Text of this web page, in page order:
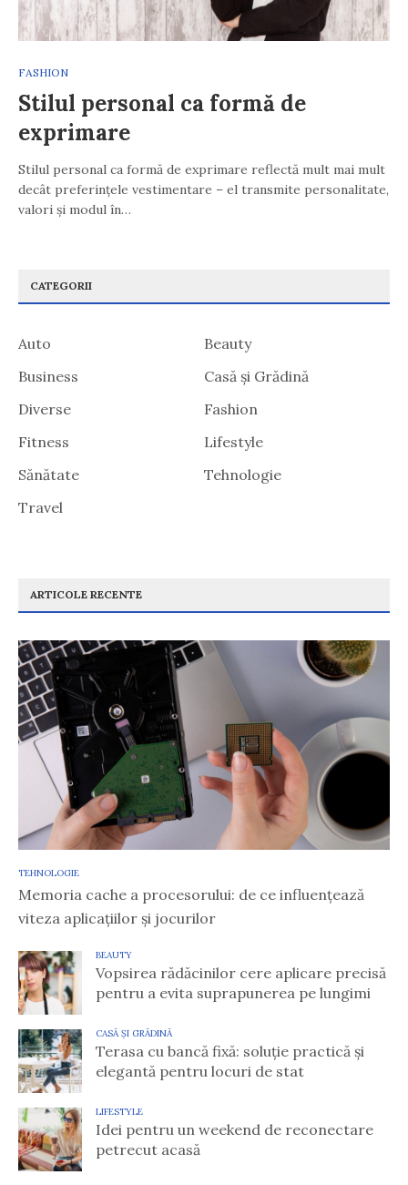
FASHION
Stilul personal ca formă de
exprimare
Stilul personal ca formă de exprimare reflectă mult mai mult
decât preferințele vestimentare – el transmite personalitate,
valori și modul în…
CATEGORII
Auto
Beauty
Business
Casă și Grădină
Diverse
Fashion
Fitness
Lifestyle
Sănătate
Tehnologie
Travel
ARTICOLE RECENTE
TEHNOLOGIE
Memoria cache a procesorului: de ce influențează
viteza aplicațiilor și jocurilor
BEAUTY
Vopsirea rădăcinilor cere aplicare precisă
pentru a evita suprapunerea pe lungimi
CASĂ ȘI GRĂDINĂ
Terasa cu bancă fixă: soluție practică și
elegantă pentru locuri de stat
LIFESTYLE
Idei pentru un weekend de reconectare
petrecut acasă